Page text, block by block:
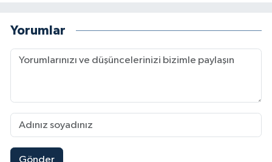
Yorumlar
Gönder